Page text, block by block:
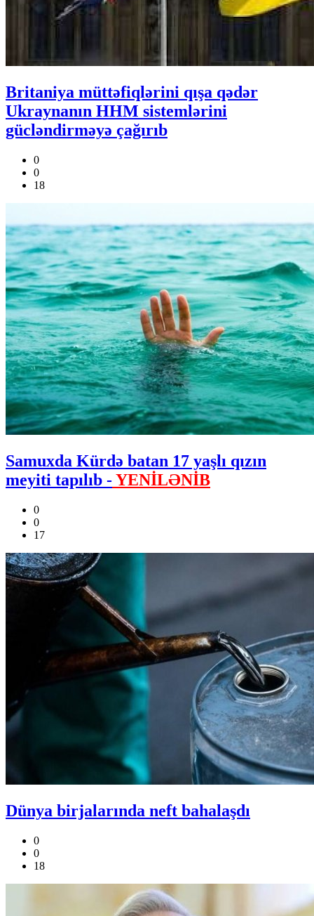
Britaniya müttəfiqlərini qışa qədər
Ukraynanın HHM sistemlərini
gücləndirməyə çağırıb
0
0
18
Samuxda Kürdə batan 17 yaşlı qızın
meyiti tapılıb -YENİLƏNİB
0
0
17
Dünya birjalarında neft bahalaşdı
0
0
18